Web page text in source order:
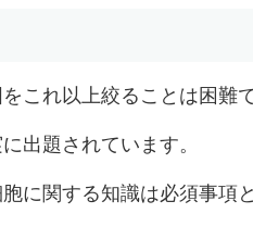
これ以上絞ることは困難で
出題されています。
に関する知識は必須事項